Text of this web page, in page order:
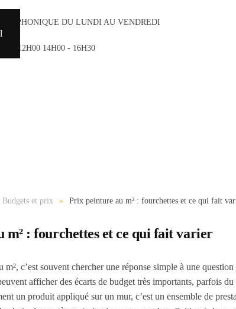
DU LUNDI AU VENDREDI
- 12H00 14H00 - 16H30
Budgets et prix Prix peinture au m² : fourchettes et ce qui fait
m² : fourchettes et ce qui fait varier
c’est souvent chercher une réponse simple à une
afficher des écarts de budget très importants, parfois
un produit appliqué sur un mur, c’est un ensemble de